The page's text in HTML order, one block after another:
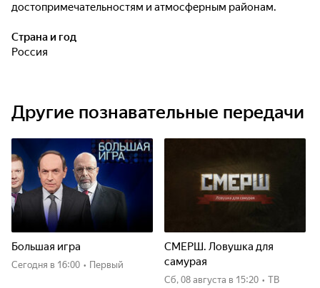
достопримечательностям и атмосферным районам.
Страна и год
Россия
Другие познавательные передачи
Большая игра
Сегодня в 16:00 • Первый
СМЕРШ. Ловушка для
самурая
сб, 08 августа в 15:20 • ТВ